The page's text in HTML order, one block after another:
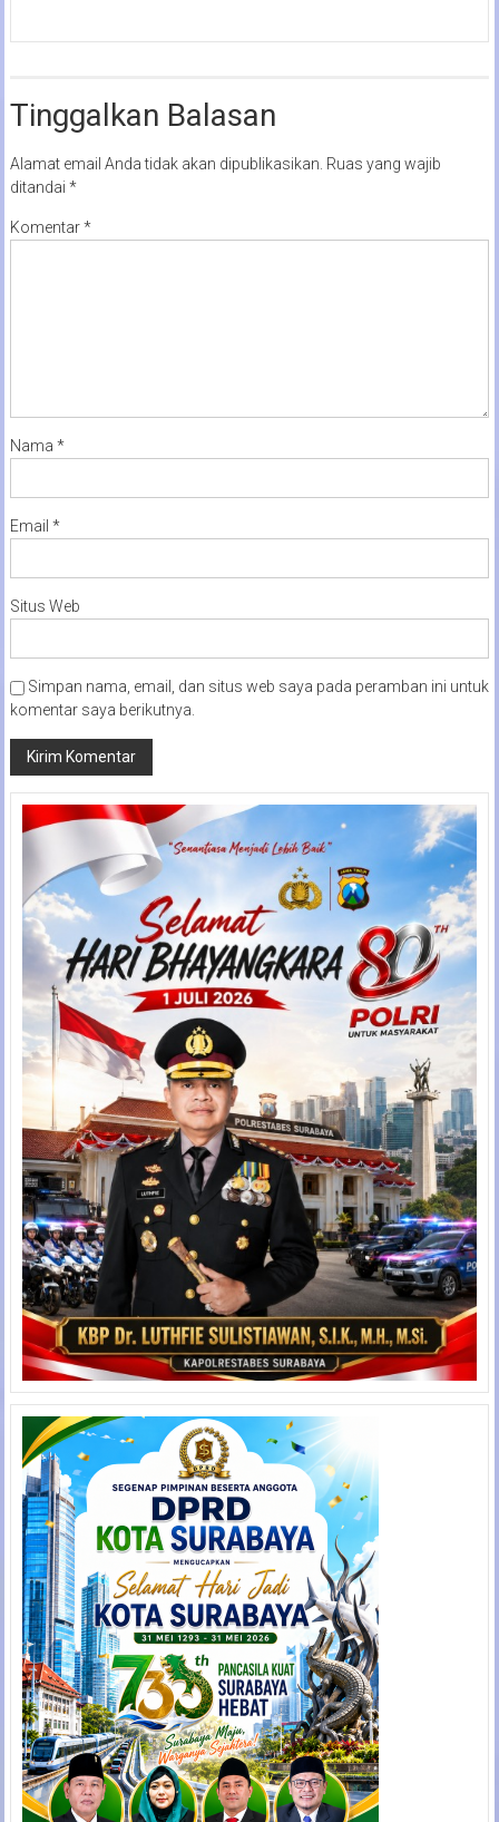
Tinggalkan Balasan
Alamat email Anda tidak akan dipublikasikan. Ruas yang wajib
ditandai *
Komentar*
Nama *
Email *
Situs Web
Simpan nama, email, dan situs web saya pada peramban ini untuk
komentar saya berikutnya.